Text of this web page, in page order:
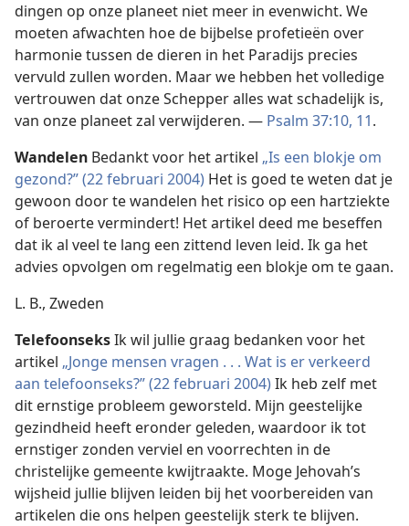
dingen op onze planeet niet meer in evenwicht. We
moeten afwachten hoe de bijbelse profetieën over
harmonie tussen de dieren in het Paradijs precies
vervuld zullen worden. Maar we hebben het volledige
vertrouwen dat onze Schepper alles wat schadelijk is,
van onze planeet zal verwijderen. — Psalm 37:10, 11.
Wandelen Bedankt voor het artikel „Is een blokje om
gezond?” (22 februari 2004) Het is goed te weten dat je
gewoon door te wandelen het risico op een hartziekte
of beroerte vermindert! Het artikel deed me beseffen
dat ik al veel te lang een zittend leven leid. Ik ga het
advies opvolgen om regelmatig een blokje om te gaan.
L. B., Zweden
TelefoonseksIk wil jullie graag bedanken voor het
artikel „Jonge mensen vragen . . . Wat is er verkeerd
aan telefoonseks?” (22 februari 2004)Ik heb zelf met
dit ernstige probleem geworsteld. Mijn geestelijke
gezindheid heeft eronder geleden, waardoor ik tot
ernstiger zonden verviel en voorrechten in de
christelijke gemeente kwijtraakte. Moge Jehovah’s
wijsheid jullie blijven leiden bij het voorbereiden van
artikelen die ons helpen geestelijk sterk te blijven.